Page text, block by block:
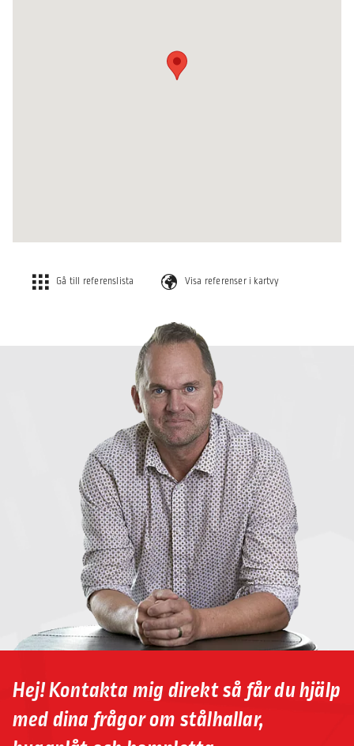
Gå till referenslista Visa referenser i kartvy
Hej! Kontakta mig direkt så får du hjälp
med dina frågor om stålhallar,